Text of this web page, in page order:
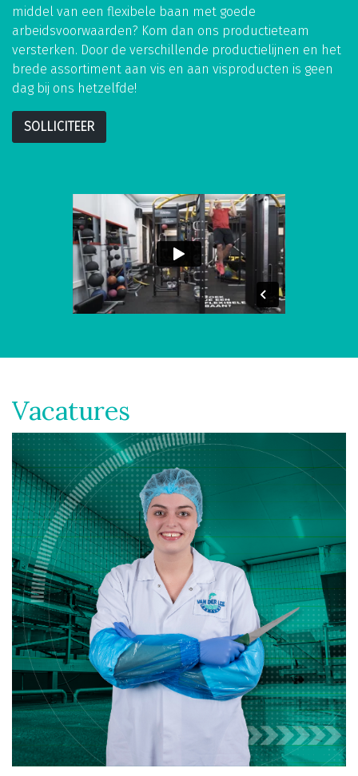
middel van een flexibele baan met goede
arbeidsvoorwaarden? Kom dan ons productieteam
versterken. Door de verschillende productielijnen en het
brede assortiment aan vis en aan visproducten is geen
dag bij ons hetzelfde!
SOLLICITEER
Vacatures